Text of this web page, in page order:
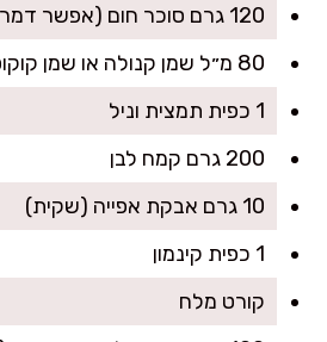
120 גרם סוכר חום (אפשר דמררה)
80 מ״ל שמן קנולה או שמן קוקוס עדין
1 כפית תמצית וניל
200 גרם קמח לבן
10 גרם אבקת אפייה (שקית)
1 כפית קינמון
קורט מלח